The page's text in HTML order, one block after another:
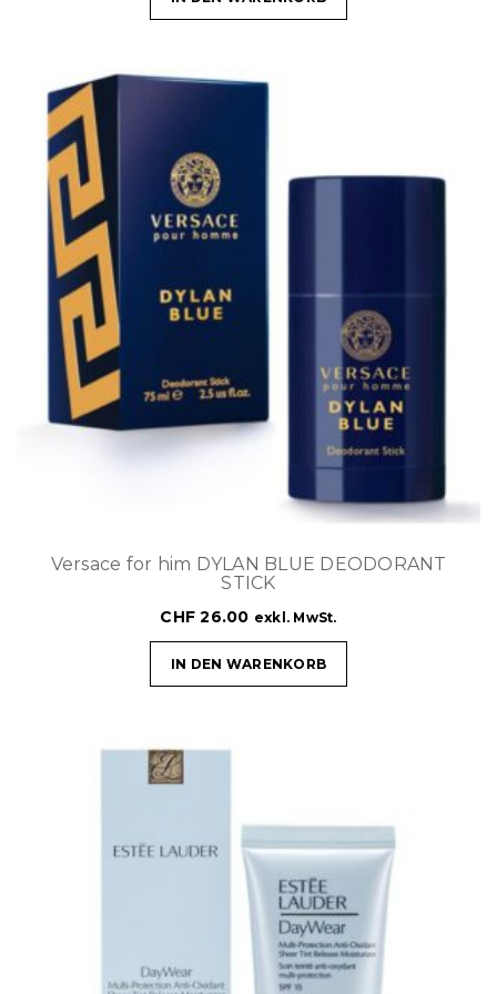
Versace for him DYLAN BLUE DEODORANT
STICK
CHF 26.00 exkl. MwSt.
IN DEN WARENKORB